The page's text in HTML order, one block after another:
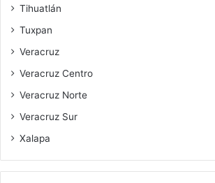
Tihuatlán
Tuxpan
Veracruz
Veracruz Centro
Veracruz Norte
Veracruz Sur
Xalapa